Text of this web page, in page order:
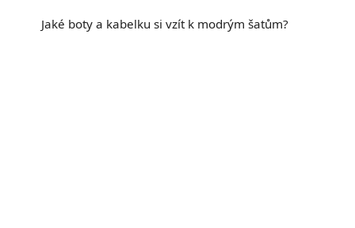
Jaké boty a kabelku si vzít k modrým šatům?